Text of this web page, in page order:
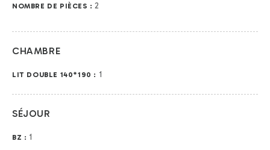
NOMBRE DE PIÈCES :2
CHAMBRE
LIT DOUBLE 140*190 : 1
SÉJOUR
BZ : 1